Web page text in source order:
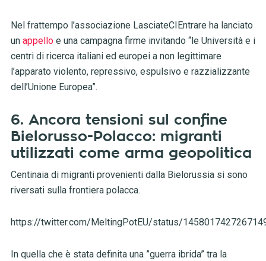
Nel frattempo l’associazione LasciateCIEntrare ha lanciato
un appelloe una campagna firme invitando “le Università e i
centri di ricerca italiani ed europei a non legittimare
l’apparato violento, repressivo, espulsivo e razzializzante
dell’Unione Europea”.
6. Ancora tensioni sul confine
Bielorusso-Polacco: migranti
utilizzati come arma geopolitica
Centinaia di migranti provenienti dalla Bielorussia si sono
riversati sulla frontiera polacca.
https://twitter.com/MeltingPotEU/status/
In quella che è stata definita una ”guerra ibrida” tra la